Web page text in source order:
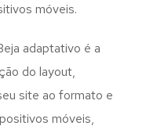
móveis.
adaptativo é a
do layout,
site ao formato e
móveis,